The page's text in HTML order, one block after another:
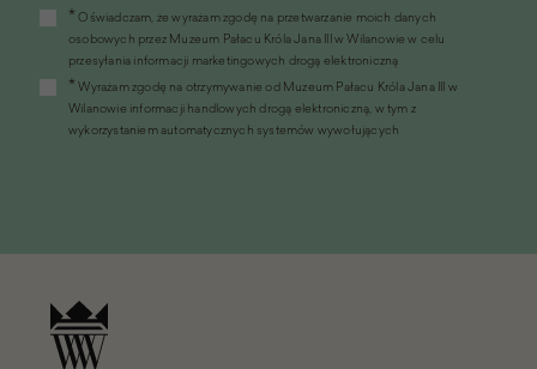
otworzy
nowym
oknie)
* Oświadczam, że wyrażam zgodę na przetwarzanie moich danych
osobowych przez Muzeum Pałacu Króla Jana III w Wilanowie w celu
przesyłania informacji marketingowych drogą elektroniczną
* Wyrażam zgodę na otrzymywanie od Muzeum Pałacu Króla Jana III w
Wilanowie informacji handlowych drogą elektroniczną, w tym z
wykorzystaniem automatycznych systemów wywołujących